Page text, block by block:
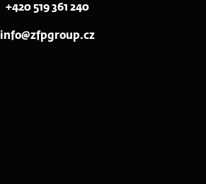
+420 519 361 240
info@zfpgroup.cz